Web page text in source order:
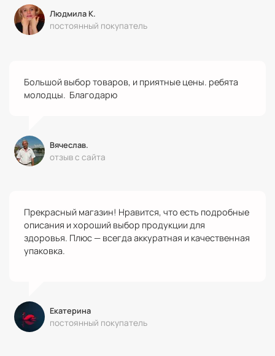
Людмила К.
постоянный покупатель
Большой выбор товаров, и приятные цены. ребята
молодцы. Благодарю
Вячеслав.
отзыв с сайта
Прекрасный магазин! Нравится, что есть подробные
описания и хороший выбор продукции для
здоровья. Плюс — всегда аккуратная и качественная
упаковка.
Екатерина
постоянный покупатель